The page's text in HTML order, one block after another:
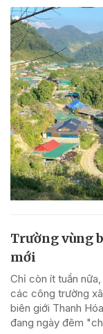
Trường vùng
mới
Chỉ còn ít tuần
các công trường
biên giới Thanh
đang ngày đêm